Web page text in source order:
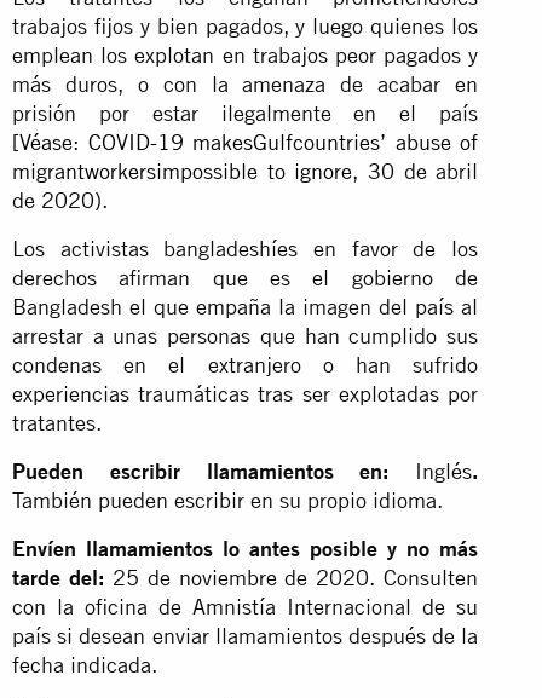
trabajos fijos y bien pagados, y luego quienes los
emplean los explotan en trabajos peor pagados y
más duros, o con la amenaza de acabar en
prisión por estar ilegalmente en el país
[Véase: COVID-19 makesGulfcountries’ abuse of
migrantworkersimpossible to ignore, 30 de abril
de 2020).
Los activistas bangladeshíes en favor de los
derechos afirman que es el gobierno de
Bangladesh el que empaña la imagen del país al
arrestar a unas personas que han cumplido sus
condenas en el extranjero o han sufrido
experiencias traumáticas tras ser explotadas por
tratantes.
Pueden escribir llamamientos en: Inglés.
También pueden escribir en su propio idioma.
Envíen llamamientos lo antes posible y no más
tarde del: 25 de noviembre de 2020. Consulten
con la oficina de Amnistía Internacional de su
país si desean enviar llamamientos después de la
fecha indicada.